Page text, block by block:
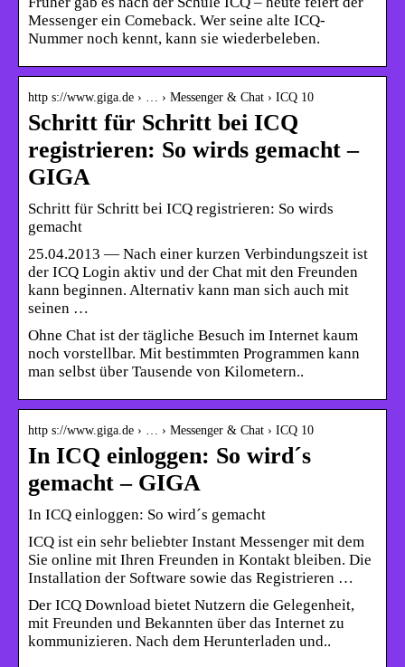
Messenger ein Comeback. Wer seine alte ICQ-
Nummer noch kennt, kann sie wiederbeleben.
http s://www.giga.de › … › Messenger & Chat › ICQ 10
Schritt für Schritt bei ICQ
registrieren: So wirds gemacht –
GIGA
Schritt für Schritt bei ICQ registrieren: So wirds
gemacht
25.04.2013 — Nach einer kurzen Verbindungszeit ist
der ICQ Login aktiv und der Chat mit den Freunden
kann beginnen. Alternativ kann man sich auch mit
seinen …
Ohne Chat ist der tägliche Besuch im Internet kaum
noch vorstellbar. Mit bestimmten Programmen kann
man selbst über Tausende von Kilometern..
http s://www.giga.de › … › Messenger & Chat › ICQ 10
In ICQ einloggen: So wird´s
gemacht – GIGA
In ICQ einloggen: So wird´s gemacht
ICQ ist ein sehr beliebter Instant Messenger mit dem
Sie online mit Ihren Freunden in Kontakt bleiben. Die
Installation der Software sowie das Registrieren …
Der ICQ Download bietet Nutzern die Gelegenheit,
mit Freunden und Bekannten über das Internet zu
kommunizieren. Nach dem Herunterladen und..